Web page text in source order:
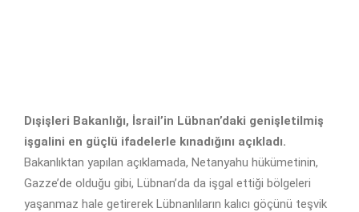
Dışişleri Bakanlığı, İsrail’in Lübnan’daki genişletilmiş
işgalini en güçlü ifadelerle kınadığını açıkladı.
Bakanlıktan yapılan açıklamada, Netanyahu hükümetinin,
Gazze’de olduğu gibi, Lübnan’da da işgal ettiği bölgeleri
yaşanmaz hale getirerek Lübnanlıların kalıcı göçünü teşvik